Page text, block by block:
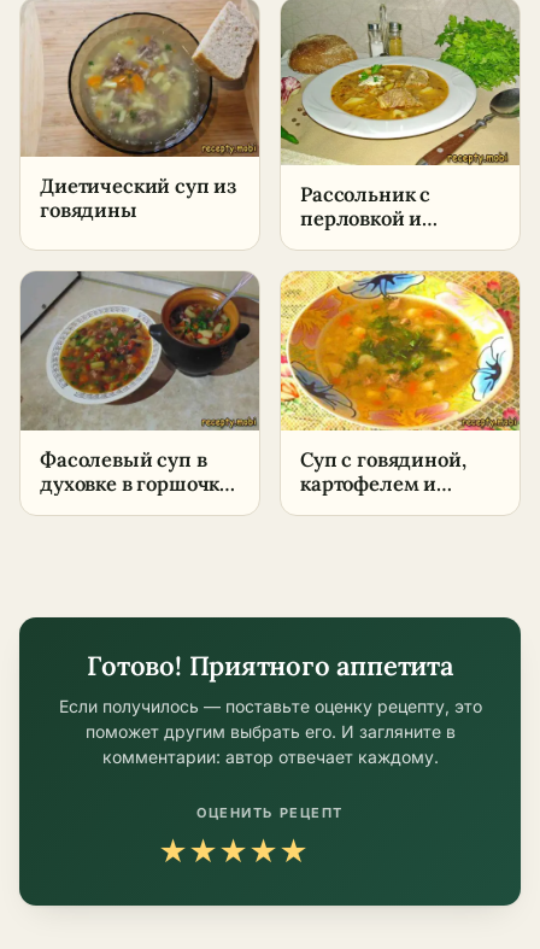
условиях
пошаговый рецепт
в домашних
условиях
Диетический суп из
говядины
Рассольник с
перловкой и
солёными
огурцами –
пошаговый рецепт
в домашних
условиях
Фасолевый суп в
духовке в горшочке
– густой,
Суп с говядиной,
картофелем и
овощами
Готово! Приятного аппетита
Если получилось — поставьте оценку рецепту, это
поможет другим выбрать его. И загляните в
комментарии: автор отвечает каждому.
ОЦЕНИТЬ РЕЦЕПТ
★★★★★